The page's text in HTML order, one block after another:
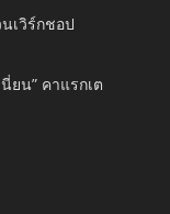
เวิร์กชอป
ยน” คาแรกเต